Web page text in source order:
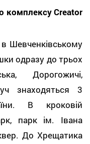
комплексу Creator
Шевченківському
одразу до трьох
Дорогожичі,
знаходяться 3
В кроковій
парк ім. Івана
До Хрещатика